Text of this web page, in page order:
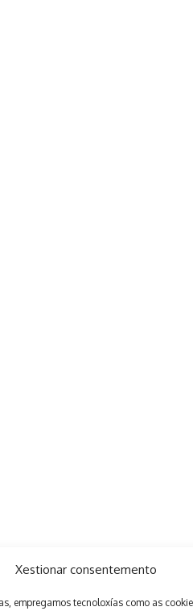
Xestionar consentemento
empregamos tecnoloxías como as